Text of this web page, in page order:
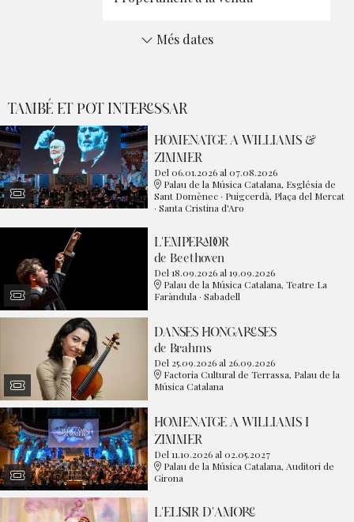
Més dates
TAMBÉ ET POT INTERESSAR
HOMENATGE A WILLIAMS &
ZIMMER
Del 06.01.2026al 07.08.2026
Palau de la Música Catalana, Església de
Sant Domènec · Puigcerdà, Plaça del Mercat
· Santa Cristina d'Aro
L'EMPERADOR
de Beethoven
Del 18.09.2026al 19.09.2026
Palau de la Música Catalana, Teatre La
Faràndula · Sabadell
DANSES HONGARESES
de Brahms
Del 25.09.2026al 26.09.2026
Factoria Cultural de Terrassa, Palau de la
Música Catalana
HOMENATGE A WILLIAMS I
ZIMMER
Del 11.10.2026al 02.05.2027
Palau de la Música Catalana, Auditori de
Girona
L'ELISIR D'AMORE